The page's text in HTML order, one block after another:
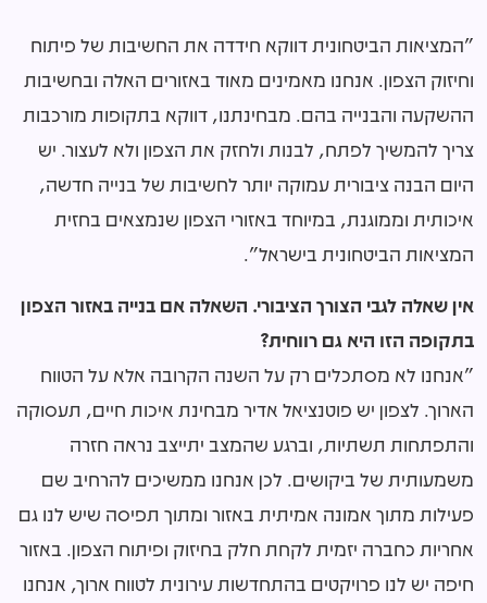
"המציאות הביטחונית דווקא חידדה את החשיבות של פיתוח
וחיזוק הצפון. אנחנו מאמינים מאוד באזורים האלה ובחשיבות
ההשקעה והבנייה בהם. מבחינתנו, דווקא בתקופות מורכבות
צריך להמשיך לפתח, לבנות ולחזק את הצפון ולא לעצור. יש
היום הבנה ציבורית עמוקה יותר לחשיבות של בנייה חדשה,
איכותית וממוגנת, במיוחד באזורי הצפון שנמצאים בחזית
המציאות הביטחונית בישראל".
אין שאלה לגבי הצורך הציבורי. השאלה אם בנייה באזור הצפון
בתקופה הזו היא גם רווחית?
"אנחנו לא מסתכלים רק על השנה הקרובה אלא על הטווח
הארוך. לצפון יש פוטנציאל אדיר מבחינת איכות חיים, תעסוקה
והתפתחות תשתיות, וברגע שהמצב יתייצב נראה חזרה
משמעותית של ביקושים. לכן אנחנו ממשיכים להרחיב שם
פעילות מתוך אמונה אמיתית באזור ומתוך תפיסה שיש לנו גם
אחריות כחברה יזמית לקחת חלק בחיזוק ופיתוח הצפון. באזור
חיפה יש לנו פרויקטים בהתחדשות עירונית לטווח ארוך, אנחנו